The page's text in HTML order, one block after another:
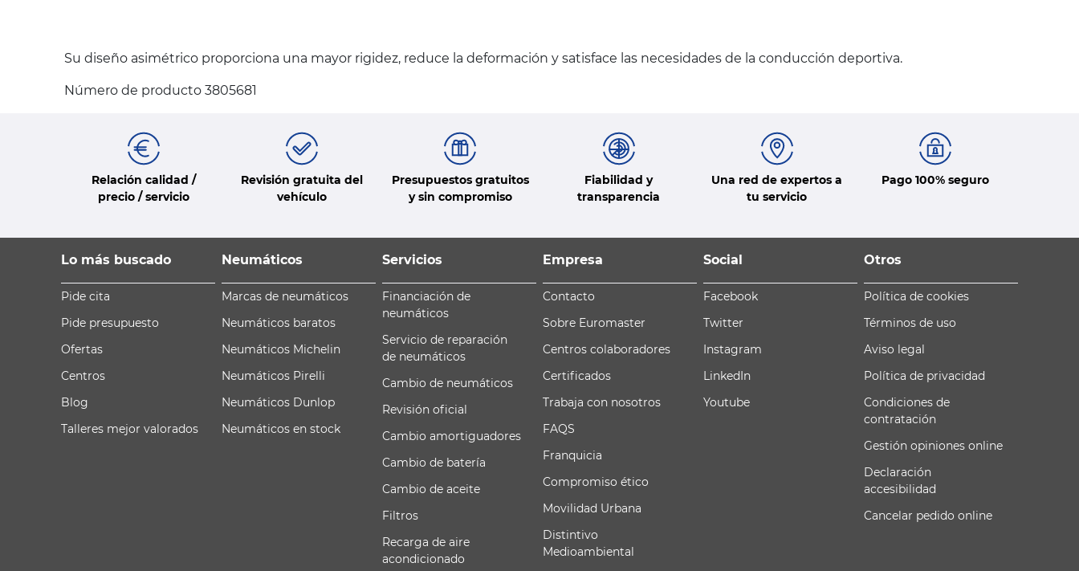
Su diseño asimétrico proporciona una mayor rigidez, reduce la deformación y satisface las necesidades de la conducción deportiva.
Número de producto 3805681
Relación calidad /
precio / servicio
Revisión gratuita del
vehículo
Presupuestos gratuitos
y sin compromiso
Fiabilidad y
transparencia
Una red de expertos a
tu servicio
Pago 100% seguro
Lo más buscado
Pide cita
Pide presupuesto
Ofertas
Centros
Blog
Talleres mejor valorados
Neumáticos
Marcas de neumáticos
Neumáticos baratos
Neumáticos Michelin
Neumáticos Pirelli
Neumáticos Dunlop
Neumáticos en stock
Servicios
Financiación de
neumáticos
Servicio de reparación
de neumáticos
Cambio de neumáticos
Revisión oficial
Cambio amortiguadores
Cambio de batería
Cambio de aceite
Filtros
Recarga de aire
acondicionado
Empresa
Contacto
Sobre Euromaster
Centros colaboradores
Certificados
Trabaja con nosotros
FAQS
Franquicia
Compromiso ético
Movilidad Urbana
Distintivo
Medioambiental
Social
Facebook
Twitter
Instagram
LinkedIn
Youtube
Otros
Política de cookies
Términos de uso
Aviso legal
Política de privacidad
Condiciones de
contratación
Gestión opiniones online
Declaración
accesibilidad
Cancelar pedido online